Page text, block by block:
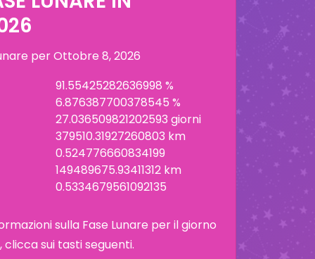
perOttobre 8, 2026
91.55425282636998 %
6.876387700378545 %
27.036509821202593 giorni
379510.31927260803 km
0.524776660834199
149489675.93411312 km
0.5334679561092135
sulla Fase Lunare per il giorno
sui tasti seguenti.